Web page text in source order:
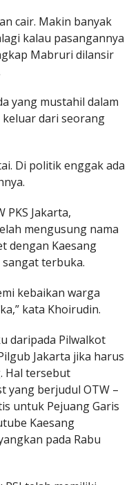
cair. Makin banyak
kalau pasangannya
Mabruri dilansir
yang mustahil dalam
dari seorang
Di politik enggak ada
PKS Jakarta,
mengusung nama
dengan Kaesang
terbuka.
kebaikan warga
kata Khoirudin.
daripada Pilwalkot
Jakarta jika harus
Hal tersebut
yang berjudul OTW –
untuk Pejuang Garis
Kaesang
pada Rabu